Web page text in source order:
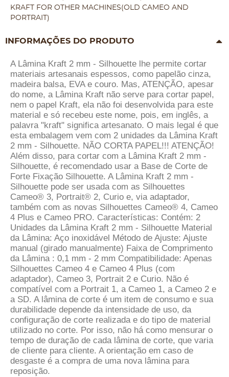
KRAFT FOR OTHER MACHINES(OLD CAMEO AND
PORTRAIT)
INFORMAÇÕES DO PRODUTO
A Lâmina Kraft 2 mm - Silhouette lhe permite cortar
materiais artesanais espessos, como papelão cinza,
madeira balsa, EVA e couro. Mas, ATENÇÃO, apesar
do nome, a Lâmina Kraft não serve para cortar papel,
nem o papel Kraft, ela não foi desenvolvida para este
material e só recebeu este nome, pois, em inglês, a
palavra "kraft" significa artesanato. O mais legal é que
esta embalagem vem com 2 unidades da Lâmina Kraft
2 mm - Silhouette. NÃO CORTA PAPEL!!! ATENÇÃO!
Além disso, para cortar com a Lâmina Kraft 2 mm -
Silhouette, é recomendado usar a Base de Corte de
Forte Fixação Silhouette. A Lâmina Kraft 2 mm -
Silhouette pode ser usada com as Silhouettes
Cameo® 3, Portrait® 2, Curio e, via adaptador,
também com as novas Silhouettes Cameo® 4, Cameo
4 Plus e Cameo PRO. Características: Contém: 2
Unidades da Lâmina Kraft 2 mm - Silhouette Material
da Lâmina: Aço inoxidável Método de Ajuste: Ajuste
manual (girado manualmente) Faixa de Comprimento
da Lâmina : 0,1 mm - 2 mm Compatibilidade: Apenas
Silhouettes Cameo 4 e Cameo 4 Plus (com
adaptador), Cameo 3, Portrait 2 e Curio. Não é
compatível com a Portrait 1, a Cameo 1, a Cameo 2 e
a SD. A lâmina de corte é um item de consumo e sua
durabilidade depende da intensidade de uso, da
configuração de corte realizada e do tipo de material
utilizado no corte. Por isso, não há como mensurar o
tempo de duração de cada lâmina de corte, que varia
de cliente para cliente. A orientação em caso de
desgaste é a compra de uma nova lâmina para
reposição.